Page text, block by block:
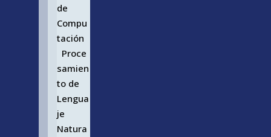
de
Compu
tación
Proce
samien
to de
Lengua
je
Natura